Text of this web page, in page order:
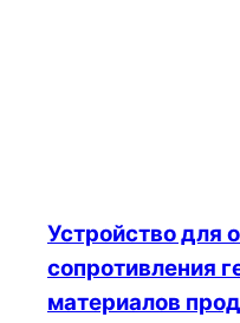
Устройство для
сопротивления
материалов